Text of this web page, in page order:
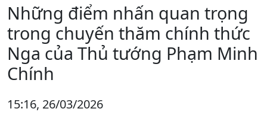
Những điểm nhấn quan trọng
trong chuyến thăm chính thức
Nga của Thủ tướng Phạm Minh
Chính
15:16, 26/03/2026